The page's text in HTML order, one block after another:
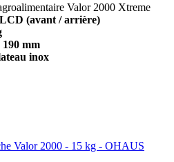
Valor 2000 Xtreme
(avant / arrière)
190 mm
inox
Valor 2000 - 15 kg - OHAUS